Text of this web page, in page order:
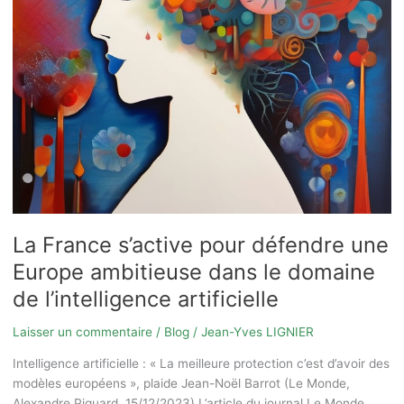
La France s’active pour défendre une
Europe ambitieuse dans le domaine
de l’intelligence artificielle
Laisser un commentaire / Blog/ Jean-Yves LIGNIER
Intelligence artificielle : « La meilleure protection c’est d’avoir des
modèles européens », plaide Jean-Noël Barrot (Le Monde,
artificielle